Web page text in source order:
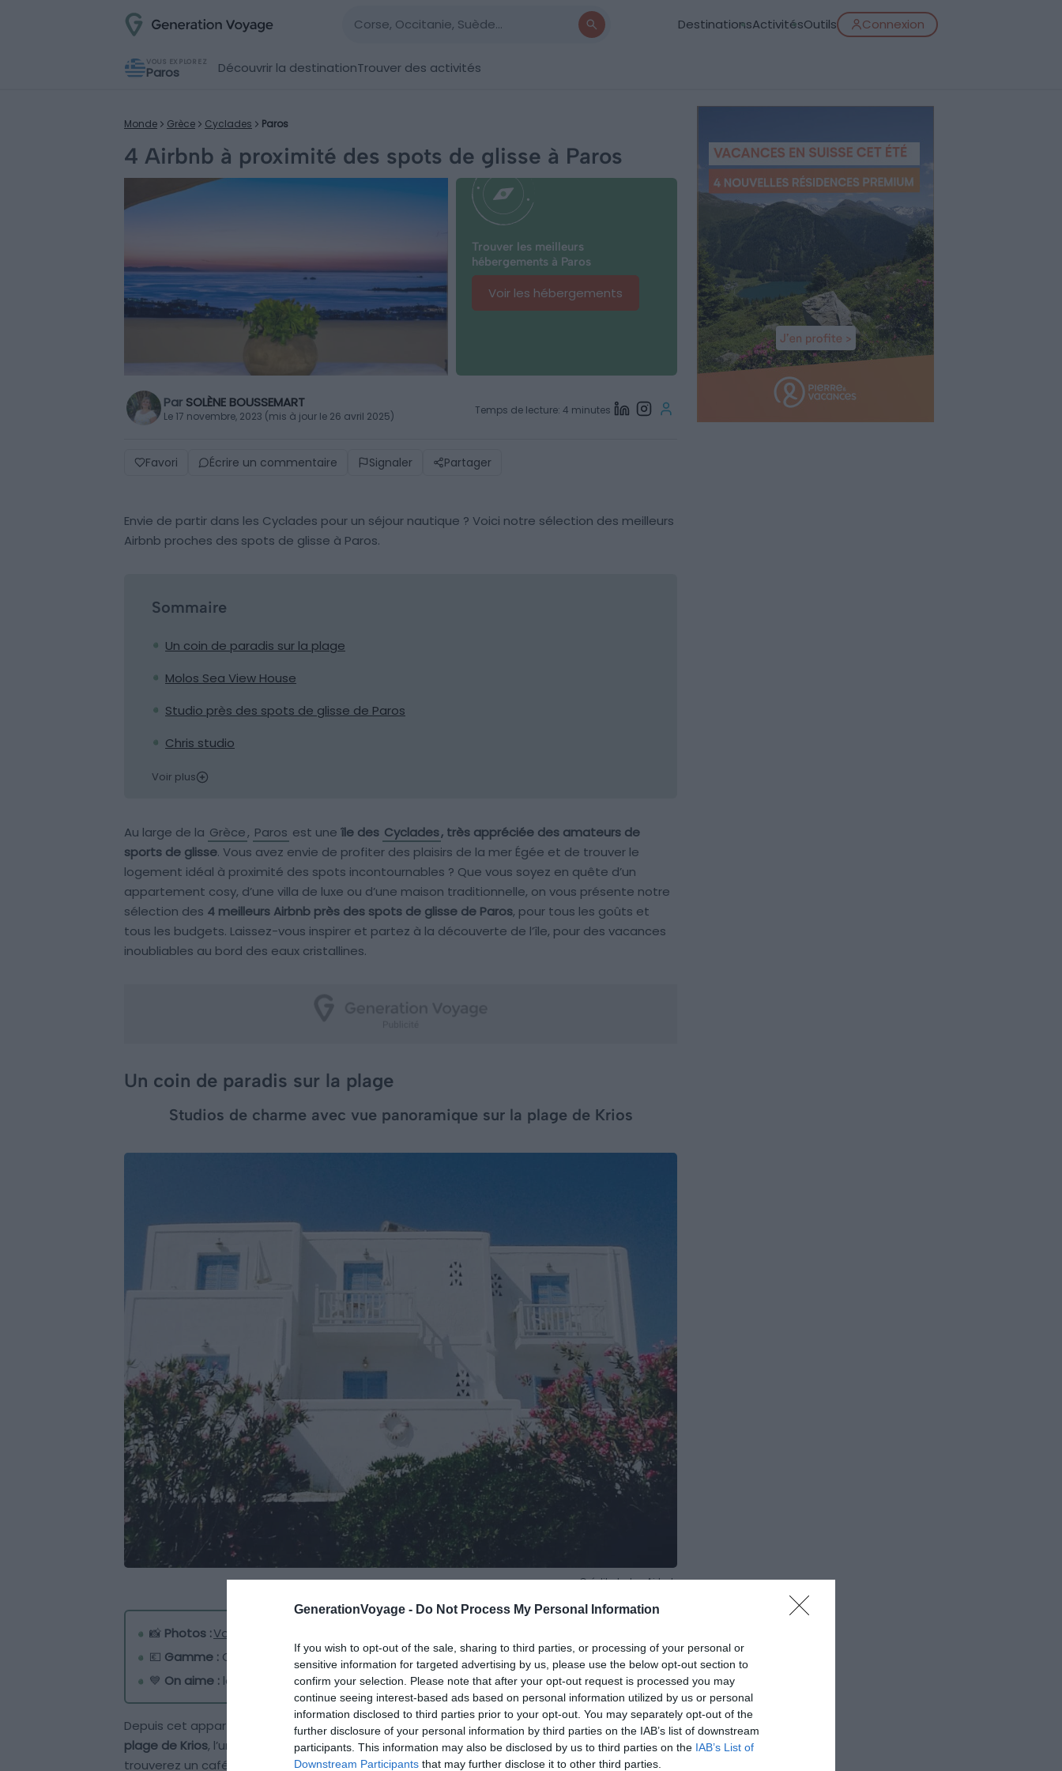
GenerationVoyage - Do Not Process My Personal Information
If you wish to opt-out of the sale, sharing to third parties, or processing of your personal or
sensitive information for targeted advertising by us, please use the below opt-out section to
confirm your selection. Please note that after your opt-out request is processed you may
continue seeing interest-based ads based on personal information utilized by us or personal
information disclosed to third parties prior to your opt-out. You may separately opt-out of the
further disclosure of your personal information by third parties on the IAB’s list of downstream
participants. This information may also be disclosed by us to third parties on the IAB’s List of
Downstream Participants that may further disclose it to other third parties.
DestinationsActivitésOutils Connexion
VOUS EXPLOREZ
Paros Découvrir la destinationTrouver des activités
Monde Grèce Cyclades Paros
4 Airbnb à proximité des spots de glisse à Paros
Trouver les meilleurs
hébergements à Paros
Voir les hébergements
Par SOLÈNE BOUSSEMART
Le 17 novembre, 2023 (mis à jour le 26 avril 2025) Temps de lecture: 4 minutes
Favori Écrire un commentaire Signaler Partager
Envie de partir dans les Cyclades pour un séjour nautique ? Voici notre sélection des meilleurs
Airbnb proches des spots de glisse à Paros.
Sommaire
Un coin de paradis sur la plage
Molos Sea View House
Studio près des spots de glisse de Paros
Chris studio
Voir plus
Au large de la Grèce, Paros est une île des Cyclades, très appréciée des amateurs de
sports de glisse. Vous avez envie de profiter des plaisirs de la mer Égée et de trouver le
logement idéal à proximité des spots incontournables ? Que vous soyez en quête d’un
appartement cosy, d’une villa de luxe ou d’une maison traditionnelle, on vous présente notre
sélection des 4 meilleurs Airbnb près des spots de glisse de Paros, pour tous les goûts et
tous les budgets. Laissez-vous inspirer et partez à la découverte de l’île, pour des vacances
inoubliables au bord des eaux cristallines.
Un coin de paradis sur la plage
Studios de charme avec vue panoramique sur la plage de Krios
Crédit photo : Airbnb
📸 Photos :Voir les photos
💶 Gamme : Confort
💙 On aime : la vue et la proximité de la mer
Depuis cet appartement situé à Krotiri, profitez de la beauté de la mer et du sable fin dela
plage de Krios, l’une des plus belles plages de Paros. À quelques pas seulement, vous
trouverez un café/restaurant avec une splendide vue sur la mer. Imaginez-vous déguster de